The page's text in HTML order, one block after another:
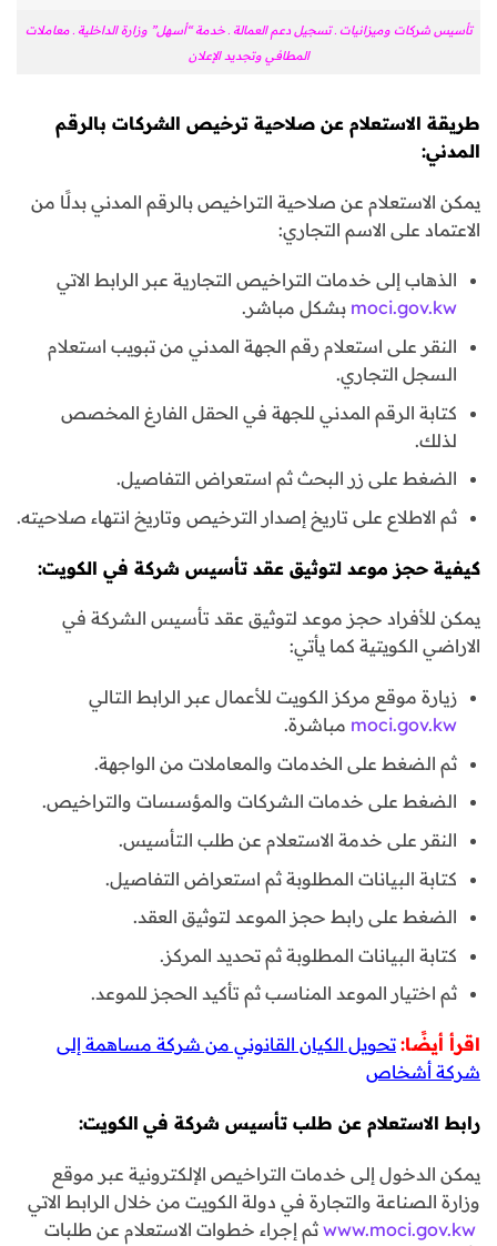
تأسيس شركات وميزانيات ـ تسجيل دعم العمالة ـ خدمة “أسهل” وزارة الداخلية ـ معاملات
المطافي وتجديد الإعلان
طريقة الاستعلام عن صلاحية ترخيص الشركات بالرقم
المدني:
يمكن الاستعلام عن صلاحية التراخيص بالرقم المدني بدلًا من
الاعتماد على الاسم التجاري:
الذهاب إلى خدمات التراخيص التجارية عبر الرابط الاتي
moci.gov.kw بشكل مباشر.
النقر على استعلام رقم الجهة المدني من تبويب استعلام
السجل التجاري.
كتابة الرقم المدني للجهة في الحقل الفارغ المخصص
لذلك.
الضغط على زر البحث ثم استعراض التفاصيل.
ثم الاطلاع على تاريخ إصدار الترخيص وتاريخ انتهاء صلاحيته.
كيفية حجز موعد لتوثيق عقد تأسيس شركة في الكويت:
يمكن للأفراد حجز موعد لتوثيق عقد تأسيس الشركة في
الاراضي الكويتية كما يأتي:
زيارة موقع مركز الكويت للأعمال عبر الرابط التالي
moci.gov.kw مباشرة.
ثم الضغط على الخدمات والمعاملات من الواجهة.
الضغط على خدمات الشركات والمؤسسات والتراخيص.
النقر على خدمة الاستعلام عن طلب التأسيس.
كتابة البيانات المطلوبة ثم استعراض التفاصيل.
الضغط على رابط حجز الموعد لتوثيق العقد.
كتابة البيانات المطلوبة ثم تحديد المركز.
ثم اختيار الموعد المناسب ثم تأكيد الحجز للموعد.
اقرأ أيضًا: تحويل الكيان القانوني من شركة مساهمة إلى
شركة أشخاص
رابط الاستعلام عن طلب تأسيس شركة في الكويت:
يمكن الدخول إلى خدمات التراخيص الإلكترونية عبر موقع
وزارة الصناعة والتجارة في دولة الكويت من خلال الرابط الاتي
www.moci.gov.kw ثم إجراء خطوات الاستعلام عن طلبات